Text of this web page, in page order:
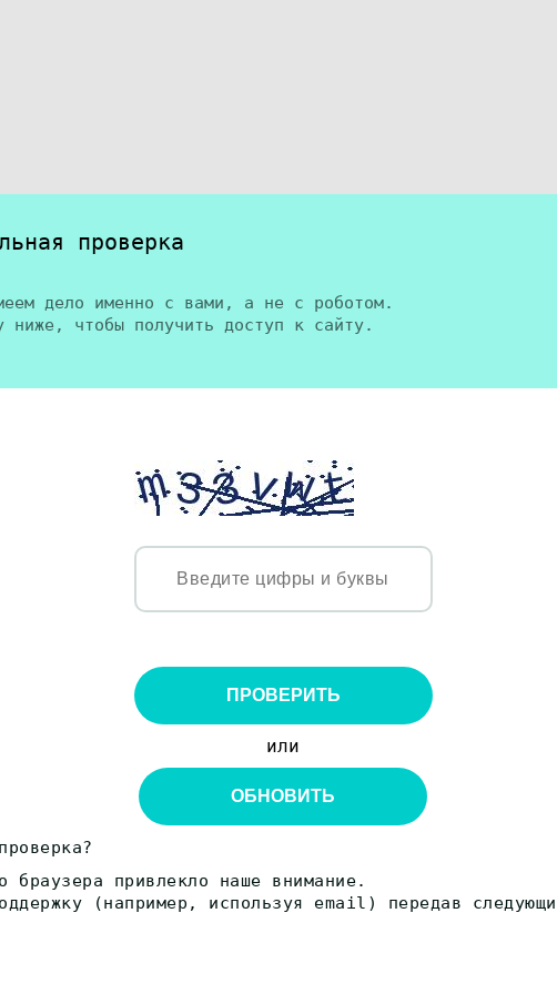
проверка
дело именно с вами, а не с роботом.
ниже, чтобы получить доступ к сайту.
ПРОВЕРИТЬ
или
ОБНОВИТЬ
браузера привлекло наше внимание.
(например, используя email) передав